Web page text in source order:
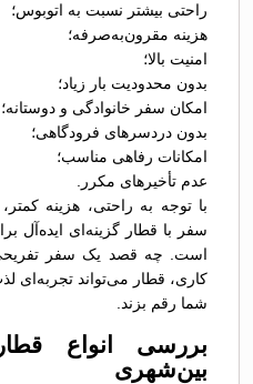
راحتی بیشتر نسبت به اتوبوس؛
هزینه مقرون‌به‌صرفه؛
امنیت بالا؛
بدون محدودیت بار زیاد؛
امکان سفر خانوادگی و دوستانه؛
بدون دردسرهای فرودگاهی؛
امکانات رفاهی مناسب؛
عدم تأخیرهای مکرر.
با توجه به راحتی، هزینه
سفر با قطار گزینه‌ای ایده‌آل
است. چه قصد یک سفر
کاری، قطار می‌تواند
شما رقم بزند.
بررسی انواع
بین‌شهری